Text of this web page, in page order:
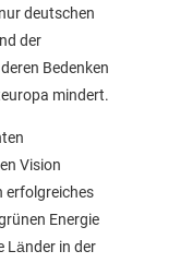
deutschen
der
Bedenken
mindert.
Vision
erfolgreiches
Energie
Länder in der